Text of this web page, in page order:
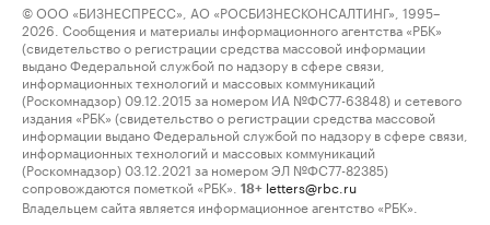
© ООО «БИЗНЕСПРЕСС», АО «РОСБИЗНЕСКОНСАЛТИНГ», 1995–
2026. Сообщения и материалы информационного агентства «РБК»
(свидетельство о регистрации средства массовой информации
выдано Федеральной службой по надзору в сфере связи,
информационных технологий и массовых коммуникаций
(Роскомнадзор) 09.12.2015 за номером ИА №ФС77-63848) и сетевого
издания «РБК» (свидетельство о регистрации средства массовой
информации выдано Федеральной службой по надзору в сфере связи,
информационных технологий и массовых коммуникаций
(Роскомнадзор) 03.12.2021 за номером ЭЛ №ФС77-82385)
сопровождаются пометкой «РБК».
18+ letters@rbc.ru
Владельцем сайта является информационное агентство «РБК».